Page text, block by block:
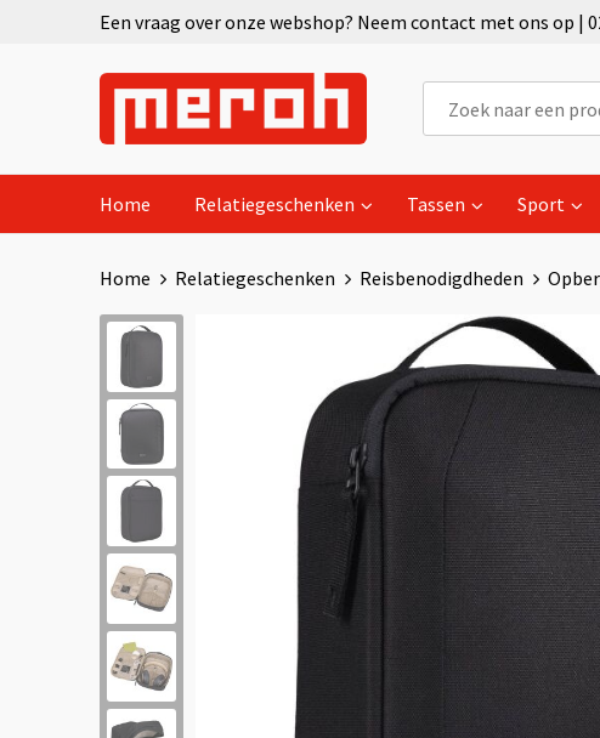
Een vraag over onze webshop? Neem contact met ons op |
Home Relatiegeschenken Tassen Sport
Home Relatiegeschenken Reisbenodigdheden